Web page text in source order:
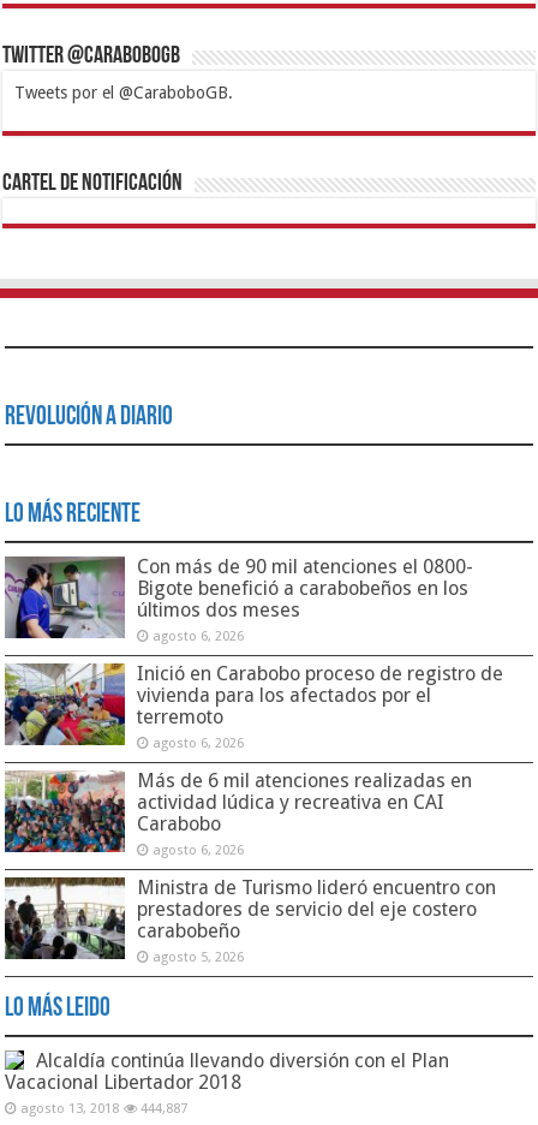
Twitter @CaraboboGB
Tweets por el @CaraboboGB.
1xbetBetturkeyBetistKralbetSupertotobetTipobetMatadorbetMariobet
https://mvbcasino.com/
Cartel de Notificación
Revolución a Diario
Lo Más Reciente
Con más de 90 mil atenciones el 0800-
Bigote benefició a carabobeños en los
últimos dos meses
agosto 6, 2026
Inició en Carabobo proceso de registro de
vivienda para los afectados por el
terremoto
agosto 6, 2026
Más de 6 mil atenciones realizadas en
actividad lúdica y recreativa en CAI
Carabobo
agosto 6, 2026
Ministra de Turismo lideró encuentro con
prestadores de servicio del eje costero
carabobeño
agosto 5, 2026
Lo Más Leido
Alcaldía continúa llevando diversión con el Plan
Vacacional Libertador 2018
agosto 13, 2018 444,887